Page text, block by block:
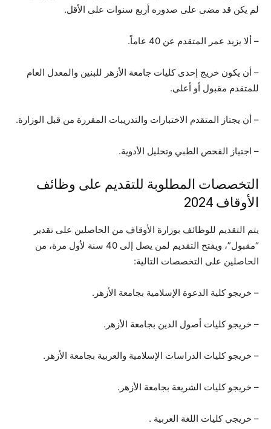
لم يكن قد مضى على صدوره أربع سنوات على الأقل.
– ألا يزيد عمر المتقدم عن 40 عاماً.
– أن يكون خريج إحدى كليات جامعة الأزهر للبنين والمعدل العام
للمتقدم مقبول أو أعلى.
– أن يجتاز المتقدم الاختبارات والتدريبات المقررة من قبل الوزارة.
– اجتياز الفحص الطبي وتحليل الأدوية.
التخصصات المطلوبة للتقديم على وظائف
الأوقاف 2024
يتم التقديم للوظائف بوزارة الأوقاف من الحاصلين على تقدير
“مقبول”، ويفتح التقديم لمن يصل إلى 40 سنة لأول مرة، من
الحاصلين على التخصصات التالية:
– خريجو كلية الدعوة الإسلامية بجامعة الأزهر.
– خريجو كليات أصول الدين بجامعة الأزهر.
– خريجو كليات الدراسات الإسلامية والعربية بجامعة الأزهر.
– خريجو كليات الشريعة بجامعة الأزهر.
– خريجي كليات اللغة العربية .